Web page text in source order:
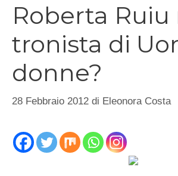
Roberta Ruiu
tronista di
donne?
28 Febbraio 2012 di Eleonora Costa